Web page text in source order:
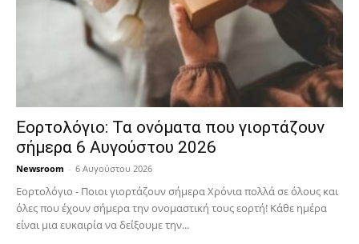
Εορτολόγιο: Τα ονόματα που γιορτάζουν
σήμερα 6 Αυγούστου 2026
Newsroom - 6 Αυγούστου 2026
Εορτολόγιο - Ποιοι γιορτάζουν σήμερα Χρόνια πολλά σε όλους και
όλες που έχουν σήμερα την ονομαστική τους εορτή! Κάθε ημέρα
είναι μια ευκαιρία να δείξουμε την...